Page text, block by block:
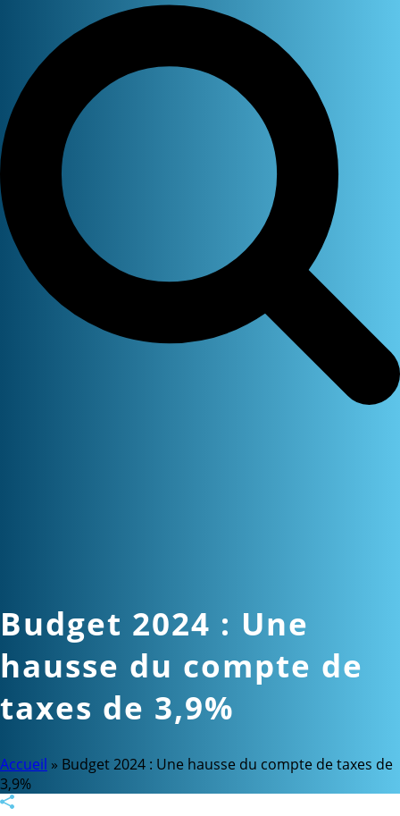
Budget 2024 : Une
hausse du compte de
taxes de 3,9%
Accueil » Budget 2024 : Une hausse du compte de taxes de
3,9%